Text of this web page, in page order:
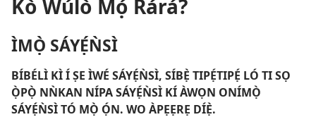
Kò Wúlò Mọ́ Rárá?
ÌMỌ̀ SÁYẸ́ǸSÌ
BÍBÉLÌ KÌ Í ṢE ÌWÉ SÁYẸ́ǸSÌ, SÍBẸ̀ TIPẸ́TIPẸ́ LÓ TI SỌ
Ọ̀PỌ̀ NǸKAN NÍPA SÁYẸ́ǸSÌ KÍ ÀWỌN ONÍMỌ̀
SÁYẸ́ǸSÌ TÓ MỌ̀ Ọ́N. WO ÀPẸẸRẸ DÍẸ̀.